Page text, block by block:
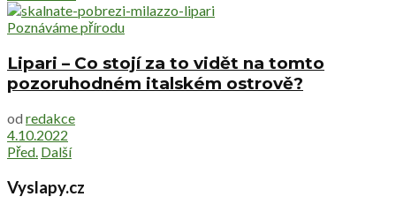
Poznáváme přírodu
Lipari – Co stojí za to vidět na tomto
pozoruhodném italském ostrově?
od redakce
4.10.2022
Před. Další
Vyslapy.cz